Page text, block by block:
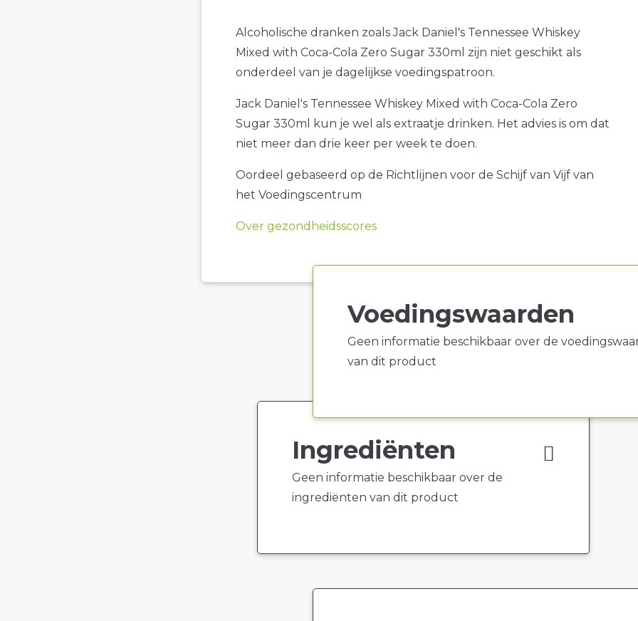
Alcoholische dranken zoals Jack Daniel's Tennessee Whiskey
Mixed with Coca-Cola Zero Sugar 330ml zijn niet geschikt als
onderdeel van je dagelijkse voedingspatroon.
Jack Daniel's Tennessee Whiskey Mixed with Coca-Cola Zero
Sugar 330ml kun je wel als extraatje drinken. Het advies is om dat
niet meer dan drie keer per week te doen.
Oordeel gebaseerd op de Richtlijnen voor de Schijf van Vijf van
het Voedingscentrum
Over gezondheidsscores
Voedingswaarden
Geen informatie beschikbaar over de
van dit product
Ingrediënten
Geen informatie beschikbaar over de
ingrediënten van dit product